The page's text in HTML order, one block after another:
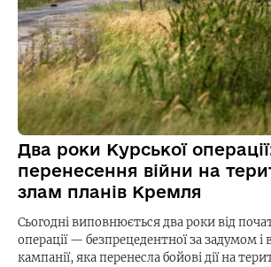
Два роки Курської
перенесення війни на
злам планів Кремля
Сьогодні виповнюється два роки від
операції — безпрецедентної за задумом
кампанії, яка перенесла бойові дії на